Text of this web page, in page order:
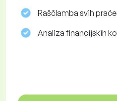
Raščlamba svih
Analiza financijskih